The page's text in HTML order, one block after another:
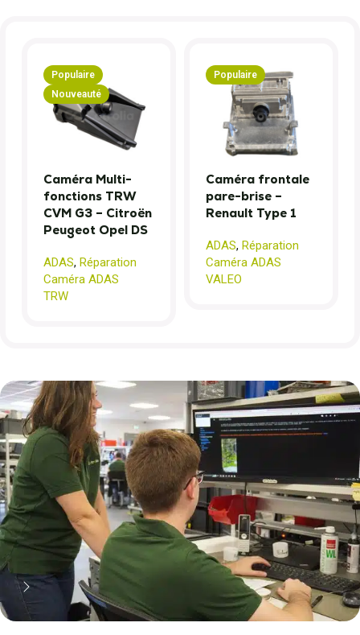
Populaire
Nouveauté
Caméra Multi-
fonctions TRW
CVM G3 – Citroën
Peugeot Opel DS
ADAS, Réparation
Caméra ADAS
TRW
Populaire
Caméra frontale
pare-brise –
Renault Type 1
ADAS, Réparation
Caméra ADAS
VALEO